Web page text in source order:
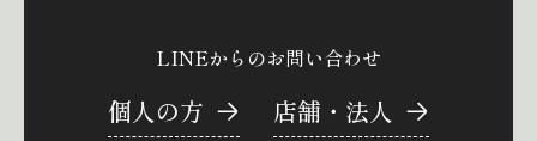
LINEからのお問い合わせ
個人の方 店舗・法人